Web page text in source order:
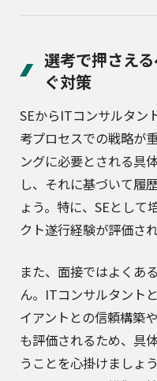
選考で押さえ
ぐ対策
SEからITコンサルタン
考プロセスでの戦略が
ングに必要とされる具
し、それに基づいて履
ょう。特に、SEとして
クト遂行経験が評価さ
また、面接ではよくあ
ん。ITコンサルタント
イアントとの信頼構築
も評価されるため、具
うことを心掛けましょ